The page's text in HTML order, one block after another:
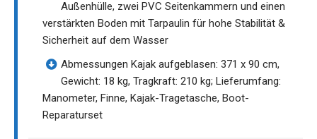
Außenhülle, zwei PVC Seitenkammern und einen
verstärkten Boden mit Tarpaulin für hohe Stabilität &
Sicherheit auf dem Wasser
Abmessungen Kajak aufgeblasen: 371 x 90 cm,
Gewicht: 18 kg, Tragkraft: 210 kg; Lieferumfang:
Manometer, Finne, Kajak-Tragetasche, Boot-
Reparaturset